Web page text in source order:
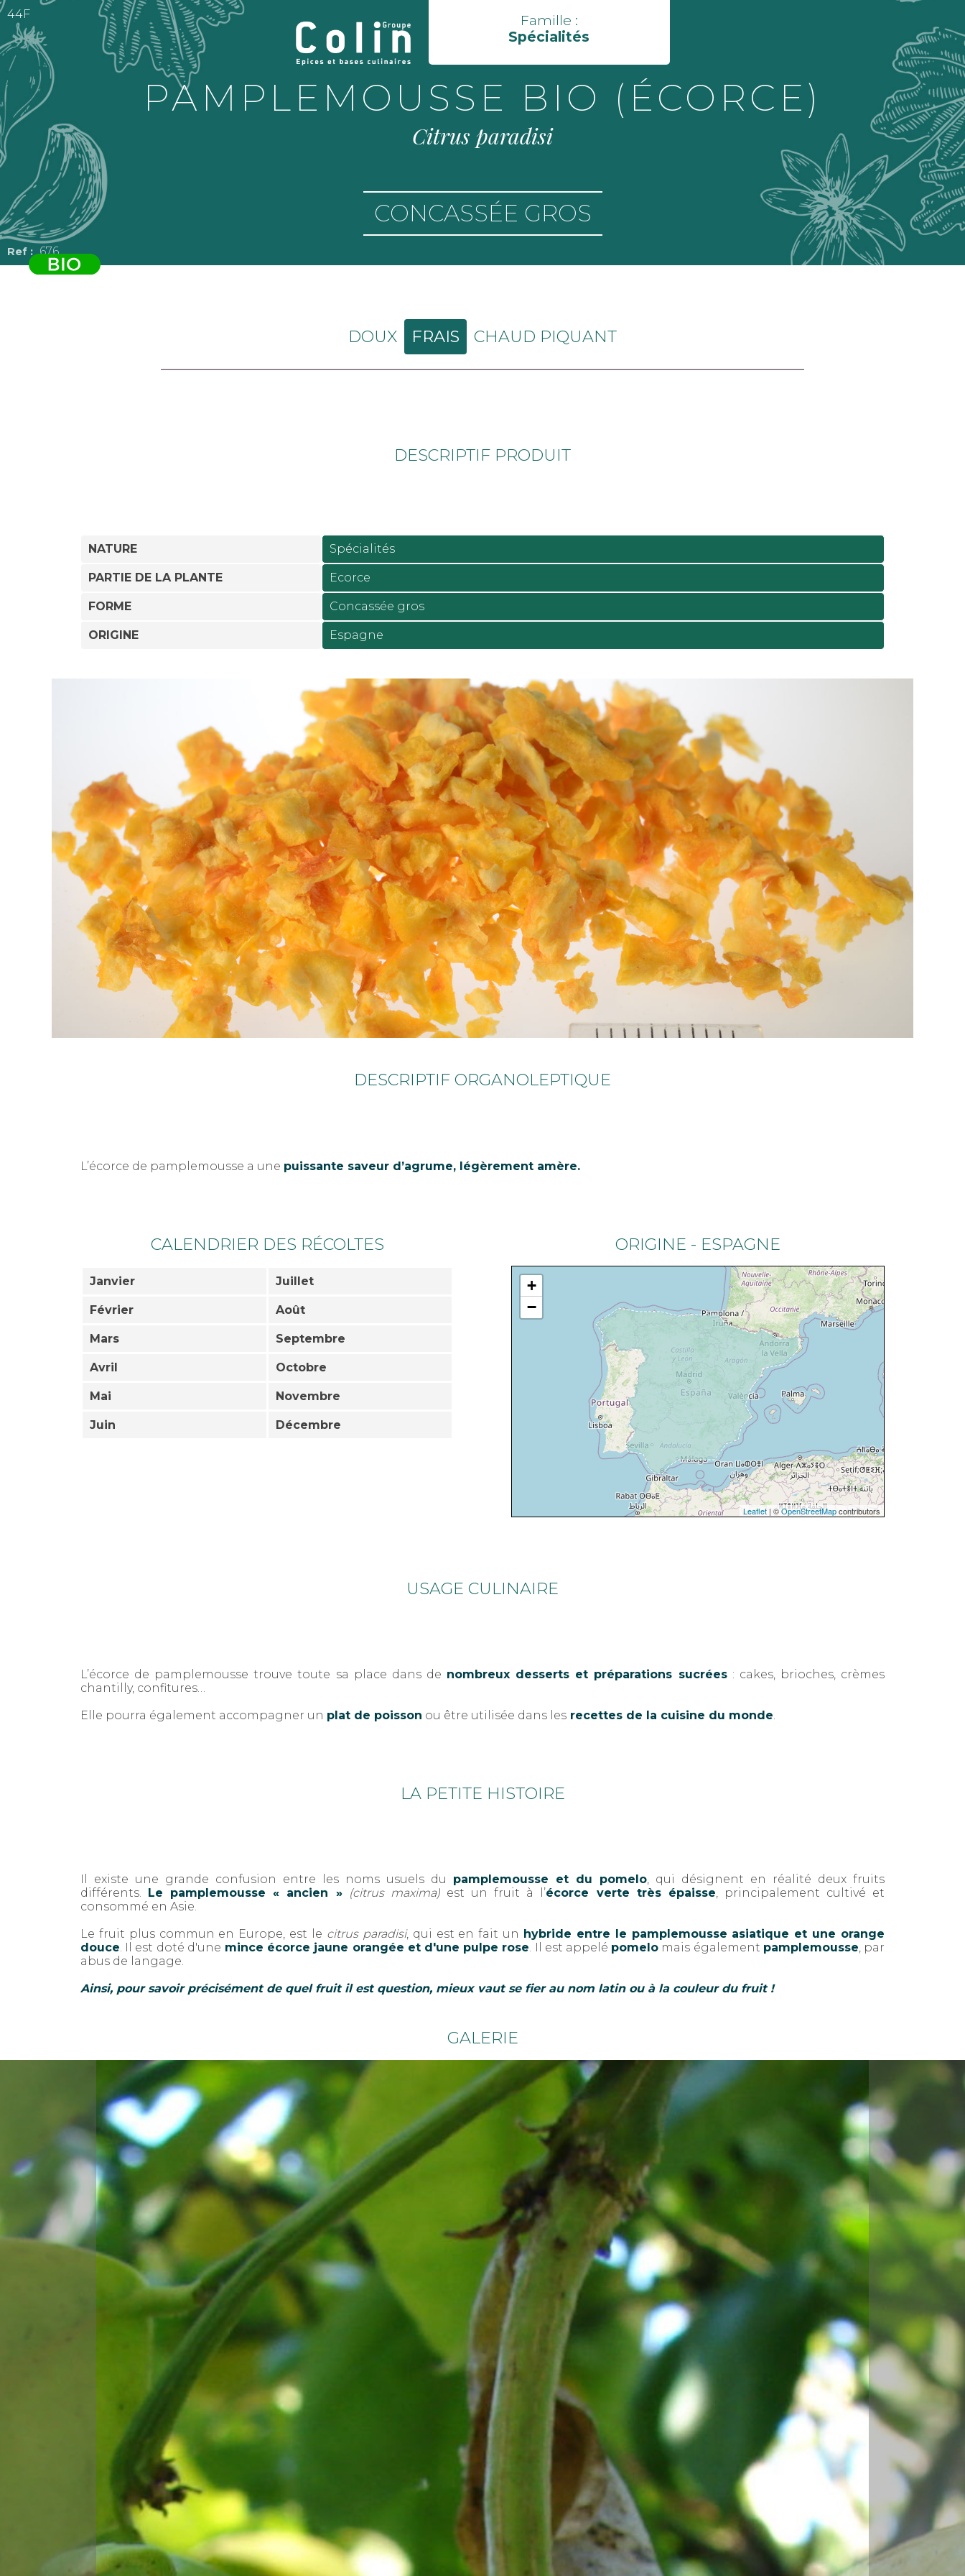
Famille :
Spécialités
44F
676
PAMPLEMOUSSE BIO (ÉCORCE)
Citrus paradisi
CONCASSÉE GROS
DOUX FRAIS CHAUD PIQUANT
DESCRIPTIF PRODUIT
NATURE Spécialités
PARTIE DE LA PLANTE Ecorce
FORME Concassée gros
ORIGINE Espagne
DESCRIPTIF ORGANOLEPTIQUE
L’écorce de pamplemousse a une puissante saveur d’agrume, légèrement amère.
CALENDRIER DES RÉCOLTES
Janvier Juillet
Février Août
Mars Septembre
Avril Octobre
Mai Novembre
Juin Décembre
ORIGINE - ESPAGNE
+
−
Leaflet | ©OpenStreetMapcontributors
USAGE CULINAIRE
L’écorce de pamplemousse trouve toute sa place dans de nombreux desserts et préparations sucrées: cakes, brioches, crèmes
chantilly, confitures…
Elle pourra également accompagner un plat de poisson ou être utilisée dans les recettes de la cuisine du monde.
LA PETITE HISTOIRE
Il existe une grande confusion entre les noms usuels du pamplemousse et du pomelo, qui désignent en réalité deux fruits
différents.
Le pamplemousse « ancien » (citrus maxima)est un fruit à l’écorce verte très épaisse, principalement cultivé et
consommé en Asie.
Le fruit plus commun en Europe, est le citrus paradisi, qui est en fait un hybride entre le pamplemousse asiatique et une orange
douce. Il est doté d'une mince écorce jaune orangée et d'une pulpe rose. Il est appelé pomelo mais également pamplemousse, par
abus de langage.
Ainsi, pour savoir précisément de quel fruit il est question, mieux vaut se fier au nom latin ou à la couleur du fruit !
GALERIE